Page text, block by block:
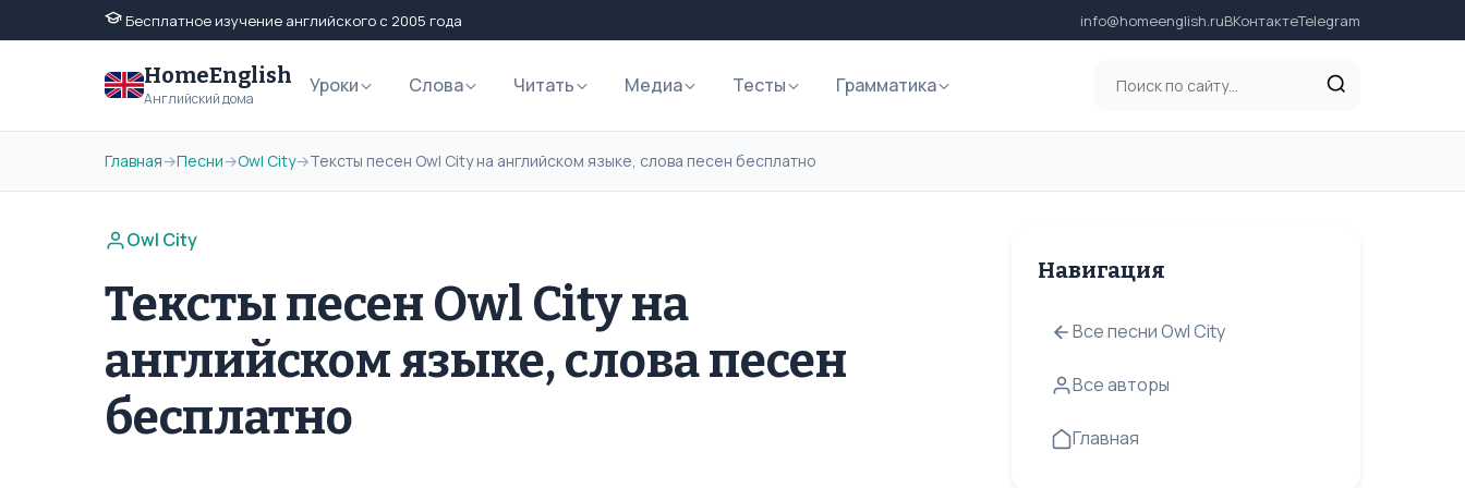
Бесплатное изучение английского с 2005 года info@homeenglish.ruВКонтактеTelegram
HomeEnglish
Английский дома
Уроки Слова Читать Медиа Тесты Грамматика
Главная→Песни→Owl City→Тексты песен Owl City на английском языке, слова песен бесплатно
Owl City
Тексты песен Owl City на
английском языке, слова песен
бесплатно
Навигация
Все песни Owl City
Все авторы
Главная